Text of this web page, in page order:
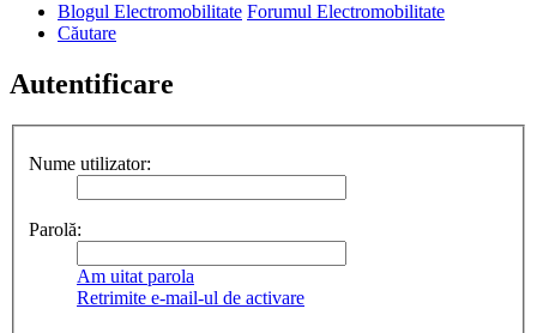
Blogul Electromobilitate Forumul Electromobilitate
Căutare
Autentificare
Nume utilizator:
Parolă:
Am uitat parola
Retrimite e-mail-ul de activare